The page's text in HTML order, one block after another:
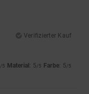
Verifizierter Kauf
/5 Material : 5/5 Farbe: 5/5